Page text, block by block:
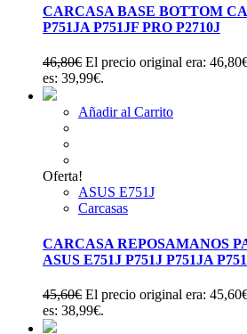
CARCASA BASE BOTTOM
P751JA P751JF PRO P2710J
46,80€ El precio original era:
es: 39,99€.
Añadir al Carrito
Oferta!
ASUS E751J
Carcasas
CARCASA REPOSAMANOS
ASUS E751J P751J P751JA
45,60€ El precio original era:
es: 38,99€.